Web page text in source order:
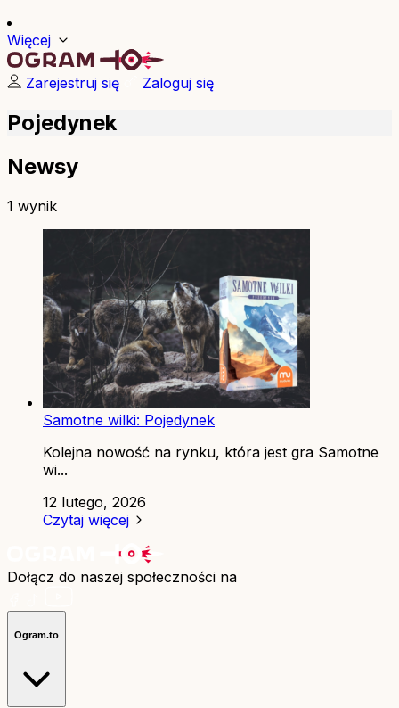
Więcej
Zarejestruj się Zaloguj się
Pojedynek
Newsy
1 wynik
Samotne wilki: Pojedynek
Kolejna nowość na rynku, która jest gra Samotne
wi...
12 lutego, 2026
Czytaj więcej
Dołącz do naszej społeczności na
Ogram.to